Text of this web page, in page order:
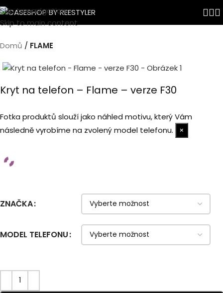
Skip to navigation
Skip to main content
Domů FLAME
Kryt na telefon – Flame – verze F30
Fotka produktů slouží jako náhled motivu, který Vám
následně vyrobíme na zvolený model telefonu.
×
ZNAČKA
MODEL TELEFONU